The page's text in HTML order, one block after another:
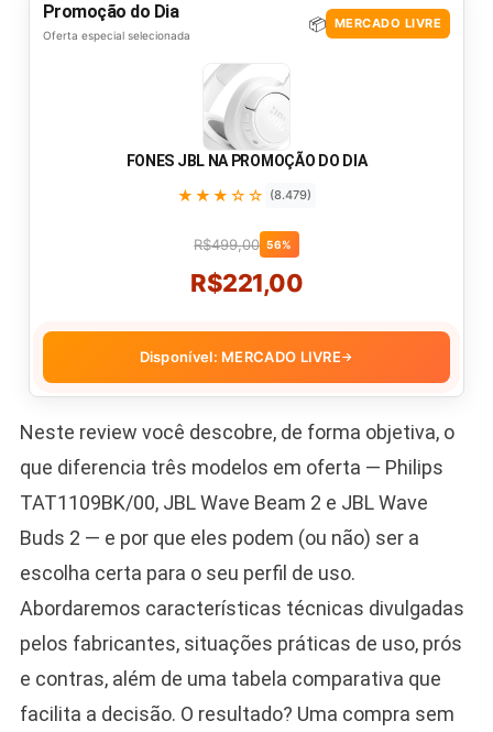
Promoção do Dia
Oferta especial selecionada
📦 MERCADO LIVRE
FONES JBL NA PROMOÇÃO DO DIA
★★★☆☆ (8.479)
R$499,00 56%
R$221,00
Disponível: MERCADO LIVRE→
Neste review você descobre, de forma objetiva, o
que diferencia três modelos em oferta — Philips
TAT1109BK/00, JBL Wave Beam 2 e JBL Wave
Buds 2 — e por que eles podem (ou não) ser a
escolha certa para o seu perfil de uso.
Abordaremos características técnicas divulgadas
pelos fabricantes, situações práticas de uso, prós
e contras, além de uma tabela comparativa que
facilita a decisão. O resultado? Uma compra sem